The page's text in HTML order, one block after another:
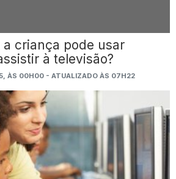
a criança pode usar
à televisão?
ÀS 00H00 - ATUALIZADO ÀS 07H22